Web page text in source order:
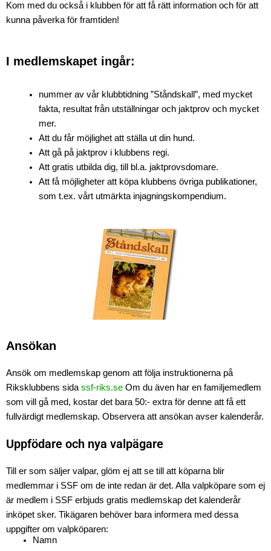
Kom med du också i klubben för att få rätt information och för att
kunna påverka för framtiden!
I medlemskapet ingår:
nummer av vår klubbtidning ”Ståndskall”, med mycket
fakta, resultat från utställningar och jaktprov och mycket
mer.
Att du får möjlighet att ställa ut din hund.
Att gå på jaktprov i klubbens regi.
Att gratis utbilda dig, till bl.a. jaktprovsdomare.
Att få möjligheter att köpa klubbens övriga publikationer,
som t.ex. vårt utmärkta injagningskompendium.
Ansökan
Ansök om medlemskap genom att följa instruktionerna på
Riksklubbens sidassf-riks.se Om du även har en familjemedlem
som vill gå med, kostar det bara 50:- extra för denne att få ett
fullvärdigt medlemskap. Observera att ansökan avser kalenderår.
Uppfödare och nya valpägare
Till er som säljer valpar, glöm ej att se till att köparna blir
medlemmar i SSF om de inte redan är det. Alla valpköpare som ej
är medlem i SSF erbjuds gratis medlemskap det kalenderår
inköpet sker. Tikägaren behöver bara informera med dessa
uppgifter om valpköparen:
Namn